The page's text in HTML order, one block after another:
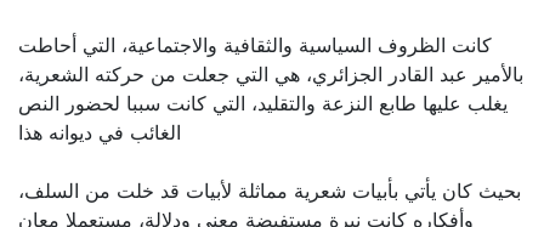
كانت الظروف السياسية والثقافية والاجتماعية، التي أحاطت
بالأمير عبد القادر الجزائري، هي التي جعلت من حركته الشعرية،
يغلب عليها طابع النزعة والتقليد، التي كانت سببا لحضور النص
الغائب في ديوانه هذا
بحيث كان يأتي بأبيات شعرية مماثلة لأبيات قد خلت من السلف،
وأفكاره كانت نيرة مستفيضة معنى ودلالة، مستعملا معان